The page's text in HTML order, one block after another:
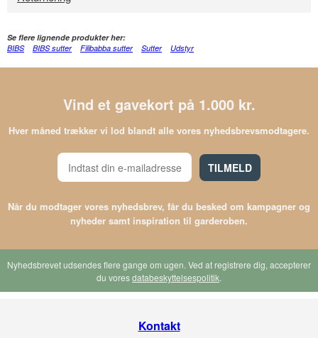
Se flere lignende produkter her:
BIBS
BIBS sutter Filibabba sutter Sutter Udstyr
Vind et gavekort på 1.000 kr.
Hver måned trækker vi lod blandt alle vores nyhedsbrevsmodtagere.
TILMELD
Når du modtager vores nyhedsbrev, får du besked om kampagner og
nyheder samt inspiration til garderoben.
Nyhedsbrevet udsendes flere gange om ugen. Ved at registrere dig, accepterer
du voresdatabeskyttelsespolitik.
Kontakt